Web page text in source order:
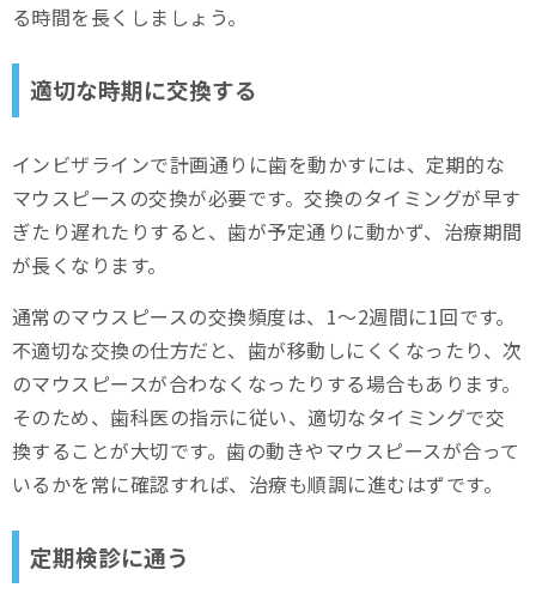
る時間を長くしましょう。
適切な時期に交換する
インビザラインで計画通りに歯を動かすには、定期的な
マウスピースの交換が必要です。交換のタイミングが早す
ぎたり遅れたりすると、歯が予定通りに動かず、治療期間
が長くなります。
通常のマウスピースの交換頻度は、1～2週間に1回です。
不適切な交換の仕方だと、歯が移動しにくくなったり、次
のマウスピースが合わなくなったりする場合もあります。
そのため、歯科医の指示に従い、適切なタイミングで交
換することが大切です。歯の動きやマウスピースが合って
いるかを常に確認すれば、治療も順調に進むはずです。
定期検診に通う